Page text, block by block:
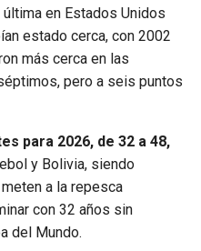
en Estados Unidos
estado cerca, con 2002
más cerca en las
pero a seis puntos
para 2026, de 32 a 48,
y Bolivia, siendo
a la repesca
con 32 años sin
del Mundo.